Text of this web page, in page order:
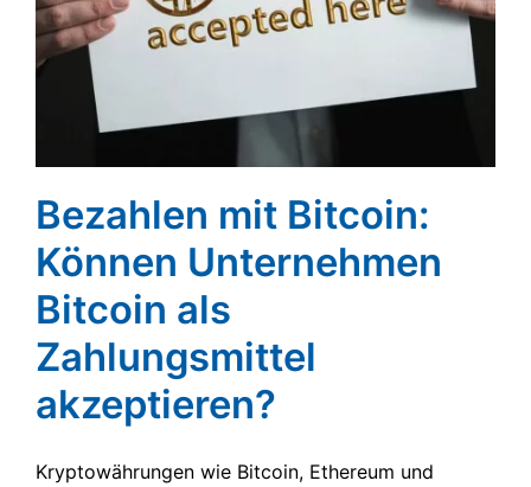
Bezahlen mit Bitcoin:
Können Unternehmen
Bitcoin als
Zahlungsmittel
akzeptieren?
Kryptowährungen wie Bitcoin, Ethereum und